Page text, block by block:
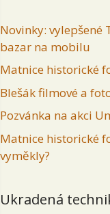
Novinky: vylepšené
bazar na mobilu
Matnice historické
Blešák filmové a
Pozvánka na akci
Matnice historické
vyměkly?
Ukradená